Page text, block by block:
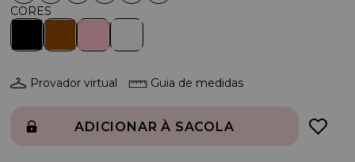
Provador virtual Guia de medidas
ADICIONAR À SACOLA